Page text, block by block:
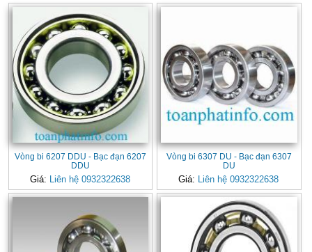
Vòng bi 6207 DDU - Bạc đạn 6207
DDU
Giá: Liên hệ 0932322638
Vòng bi 6307 DU - Bạc đạn 6307
DU
Giá: Liên hệ 0932322638